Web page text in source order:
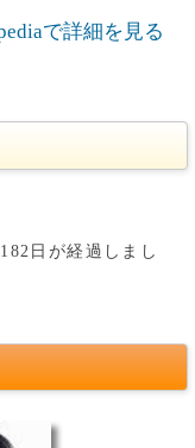
で詳細を見る
日が経過しまし